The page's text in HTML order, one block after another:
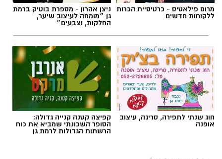
מרום פילאטיס - כרטיסיית הכרות
ללקוחות חדשים
ניצן אהרון - מספרת בוטיק ברמת
גן ״מומחה לעיצוב שיער,
החלקות, וצבעים״
חוג שנתי לתפירה, סריגה, עיצוב
אופנה
קפיצה קטנה קנייה גדולה:
הסופר השכונתי שמביא את כוח
הרשתות הגדולות לרמת גן